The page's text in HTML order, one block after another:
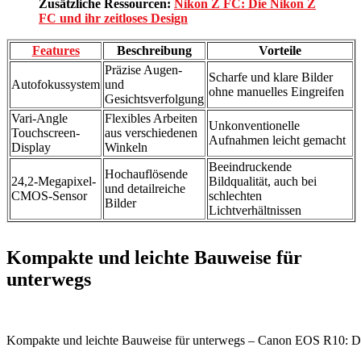
Zusätzliche Ressourcen: Nikon Z FC: Die Nikon Z
FC und ihr zeitloses Design
Features Beschreibung Vorteile
Autofokussystem
Präzise Augen-
und
Gesichtsverfolgung
Scharfe und klare Bilder
ohne manuelles Eingreifen
Vari-Angle
Touchscreen-
Display
Flexibles Arbeiten
aus verschiedenen
Winkeln
Unkonventionelle
Aufnahmen leicht gemacht
24,2-Megapixel-
CMOS-Sensor
Hochauflösende
und detailreiche
Bilder
Beeindruckende
Bildqualität, auch bei
schlechten
Lichtverhältnissen
Kompakte und leichte Bauweise für
unterwegs
Kompakte und leichte Bauweise für unterwegs – Canon EOS R10: